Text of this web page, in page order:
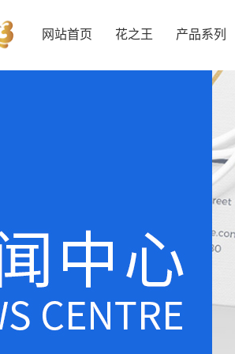
网站首页 花之王 产品系列